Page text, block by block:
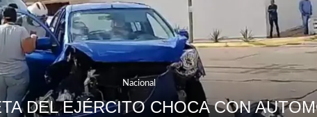
Nacional
DEL EJÉRCITO CHOCA CON